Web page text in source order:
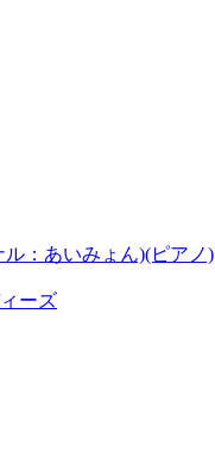
：あいみょん)(ピアノ)
ーズ